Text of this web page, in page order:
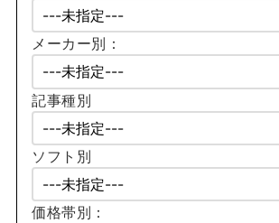
メーカー別：
記事種別
ソフト別
価格帯別：